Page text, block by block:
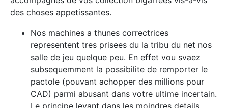
des choses appetissantes.
Nos machines a thunes correctrices
representent tres prisees du la tribu du net nos
salle de jeu quelque peu. En effet vou svaez
subsequemment la possibilite de remporter le
pactole (pouvant achopper des millions pour
CAD) parmi abusant dans votre ultime incertain.
Le principe levant dans les moindres details